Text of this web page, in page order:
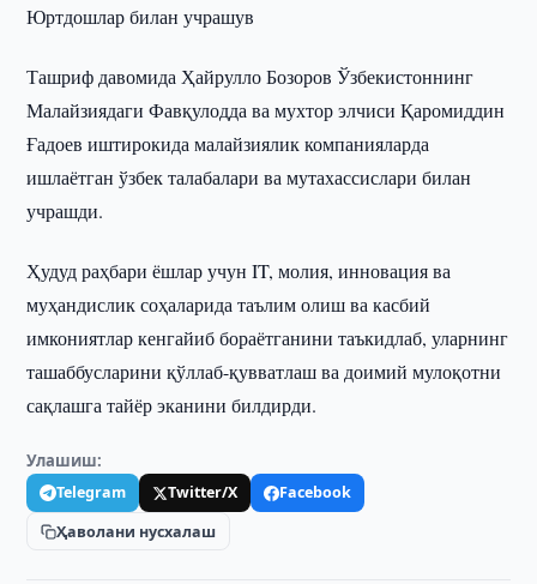
Юртдошлар билан учрашув
Ташриф давомида Ҳайрулло Бозоров Ўзбекистоннинг
Малайзиядаги Фавқулодда ва мухтор элчиси Қаромиддин
Ғадоев иштирокида малайзиялик компанияларда
ишлаётган ўзбек талабалари ва мутахассислари билан
учрашди.
Ҳудуд раҳбари ёшлар учун IT, молия, инновация ва
муҳандислик соҳаларида таълим олиш ва касбий
имкониятлар кенгайиб бораётганини таъкидлаб, уларнинг
ташаббусларини қўллаб-қувватлаш ва доимий мулоқотни
сақлашга тайёр эканини билдирди.
Улашиш:
Telegram Twitter/X
Facebook
Ҳаволани нусхалаш